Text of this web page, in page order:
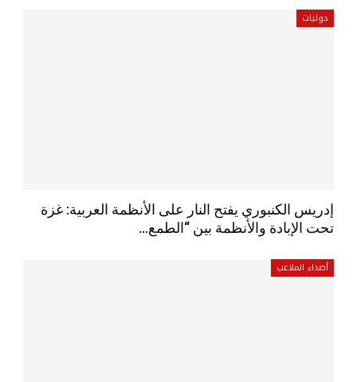
دوليات
إدريس الكنبوري يفتح النار على الأنظمة العربية: غزة
تحت الإبادة والأنظمة بين “الطمع…
أصداء الملاعب